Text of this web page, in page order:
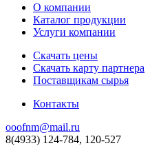
О компании
Каталог продукции
Услуги компании
Скачать цены
Скачать карту партнера
Поставщикам сырья
Контакты
ooofnm@mail.ru
8(4933) 124-784, 120-527